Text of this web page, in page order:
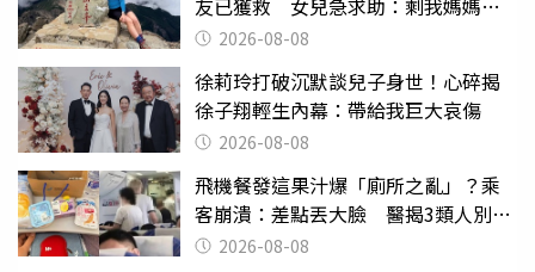
沒找到
2026-08-08
徐莉玲打破沉默談兒子身世！心碎揭
徐子翔輕生內幕：帶給我巨大哀傷
2026-08-08
飛機餐發這果汁爆「廁所之亂」？乘
客崩潰：差點丟大臉 醫揭3類人別亂
喝 2026-08-08